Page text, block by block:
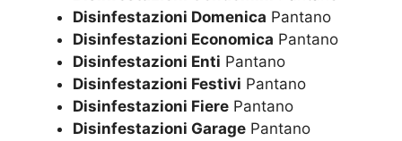
Disinfestazioni Domenica Pantano
Disinfestazioni Economica Pantano
Disinfestazioni Enti Pantano
Disinfestazioni Festivi Pantano
Disinfestazioni Fiere Pantano
Disinfestazioni Garage Pantano